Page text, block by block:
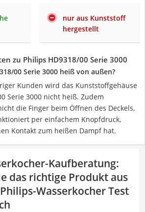
nur aus Kunststoff
hergestellt
zu Philips HD9318/00 Serie 3000
00 Serie 3000 heiß von außen?
Kunden wird das Kunststoffgehäuse
Serie 3000 nicht heiß. Zudem
die Finger beim Öffnen des Deckels,
per einfachem Knopfdruck,
Kontakt zum heißen Dampf hat.
Kaufberatung:
das richtige Produkt aus
Wasserkocher Test